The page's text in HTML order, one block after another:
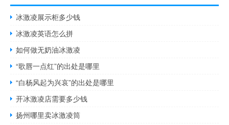
冰激凌展示柜多少钱
冰激凌英语怎么拼
如何做无奶油冰激凌
“歌唇一点红”的出处是哪里
“白杨风起为兴哀”的出处是哪里
开冰激凌店需要多少钱
扬州哪里卖冰激凌筒